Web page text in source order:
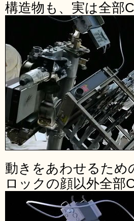
構造物も、実は全部
動きをあわせるため
ロックの顔以外全部